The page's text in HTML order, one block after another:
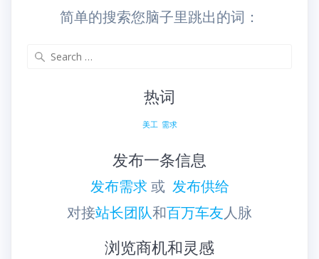
简单的搜索您脑子里跳出的词：
热词
美工 需求
发布一条信息
发布需求 或 发布供给
对接站长团队和百万车友人脉
浏览商机和灵感